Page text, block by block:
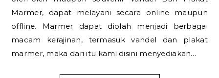
Marmer, dapat melayani secara online maupun
offline. Marmer dapat diolah menjadi berbagai
macam kerajinan, termasuk vandel dan plakat
marmer, maka dari itu kami disini menyediakan…